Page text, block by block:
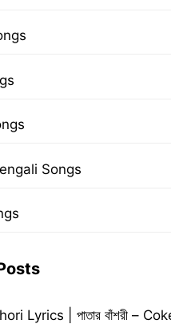
Songs
Lyrics | পাতার বাঁশরী –